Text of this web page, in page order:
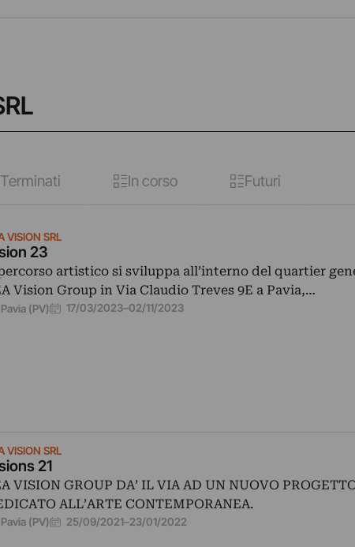
Terminati In corso Futuri
VISION SRL
23
artistico si sviluppa all’interno del quartier
Vision Group in Via Claudio Treves 9E a Pavia,…
Pavia (PV) 17/03/2023–02/11/2023
VISION SRL
21
VISION GROUP DA’ IL VIA AD UN NUOVO
ALL’ARTE CONTEMPORANEA.
Pavia (PV) 25/09/2021–23/01/2022